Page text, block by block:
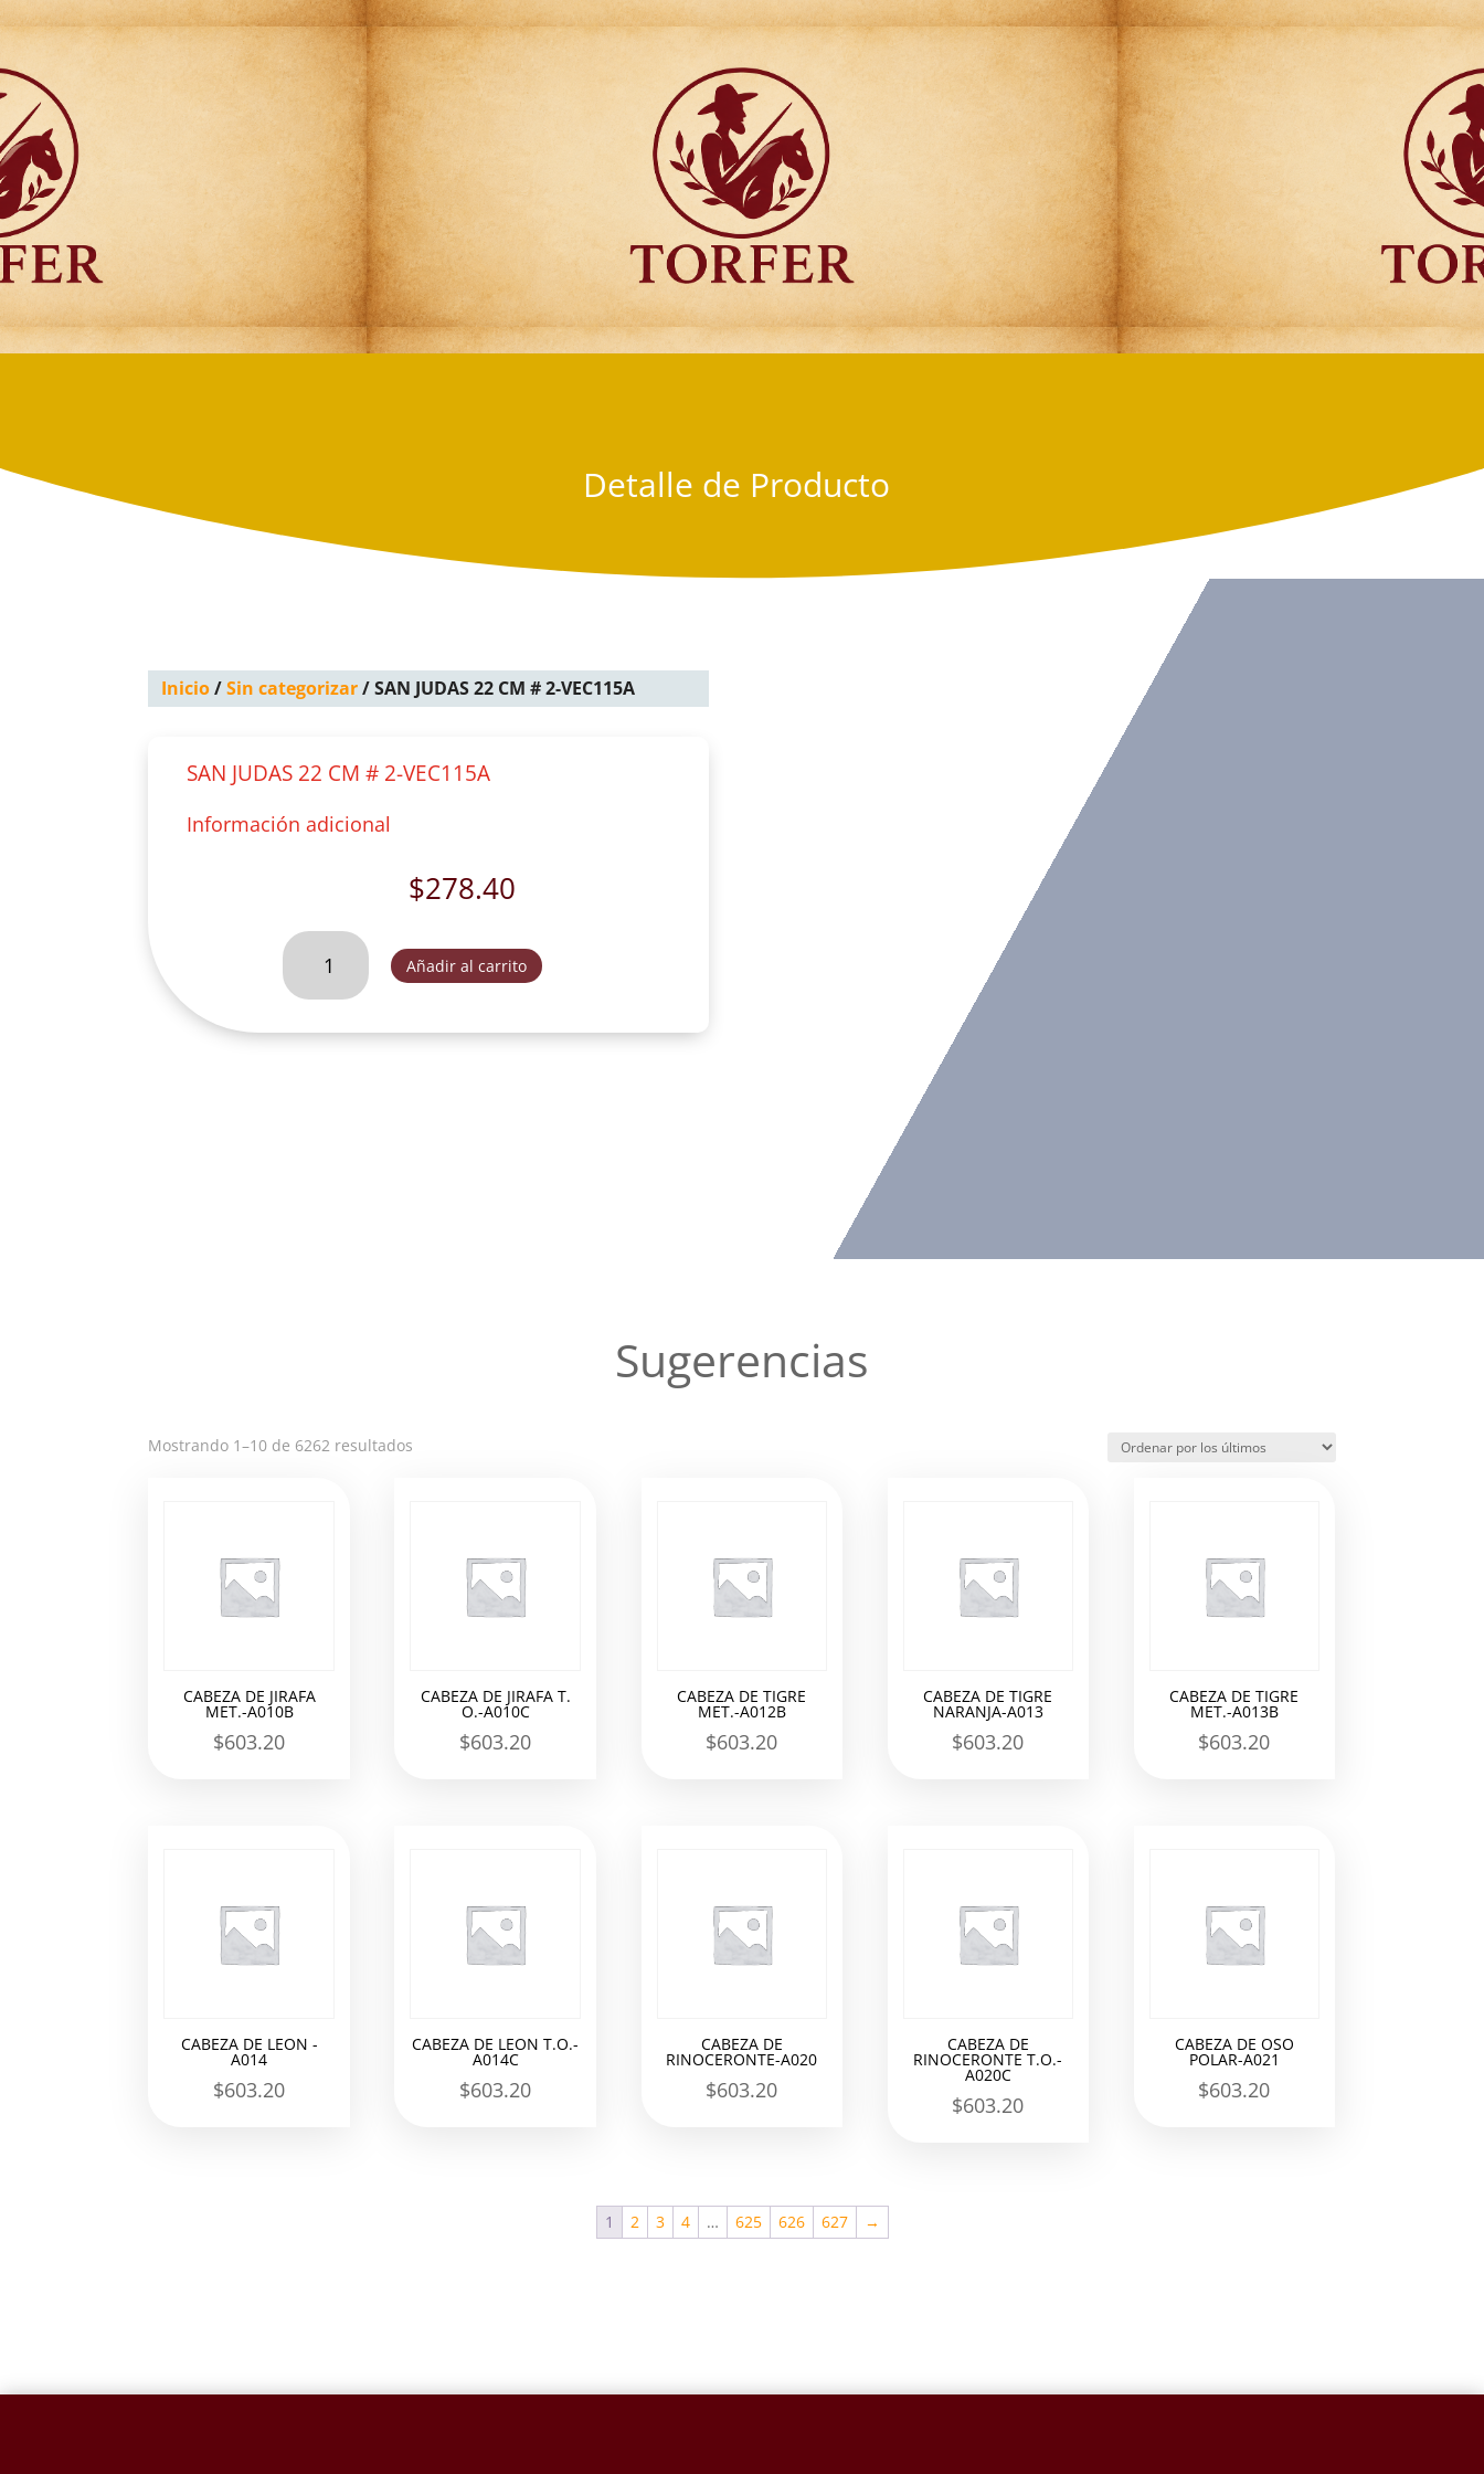
Articulos para Regalo Torfer.
Detalle de Producto
Inicio/Sin categorizar/ SAN JUDAS 22 CM # 2-VEC115A
SAN JUDAS 22 CM # 2-VEC115A
Información adicional
$278.40
SAN
JUDAS
22
Añadir al carrito
Sugerencias
Mostrando 1–10 de 6262 resultados
CABEZA DE JIRAFA
MET.-A010B
$603.20
CABEZA DE JIRAFA T.
O.-A010C
$603.20
CABEZA DE TIGRE
MET.-A012B
$603.20
CABEZA DE TIGRE
NARANJA-A013
$603.20
CABEZA DE TIGRE
MET.-A013B
$603.20
CABEZA DE LEON -
A014
$603.20
CABEZA DE LEON T.O.-
A014C
$603.20
CABEZA DE
RINOCERONTE-A020
$603.20
CABEZA DE
RINOCERONTE T.O.-
A020C
$603.20
CABEZA DE OSO
POLAR-A021
$603.20
1 2 3 4 … 625 626 627 →